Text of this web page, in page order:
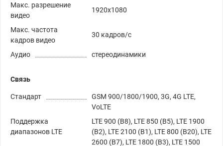
Макс. разрешение
видео
1920x1080
Макс. частота
кадров видео
30 кадров/с
Аудио стереодинамики
Связь
Стандарт
GSM 900/1800/1900, 3G, 4G LTE,
VoLTE
Поддержка
диапазонов LTE
LTE 900 (B8), LTE 850 (B5), LTE 1900
(B2), LTE 2100 (B1), LTE 800 (B20), LTE
2600 (B7), LTE 1800 (B3), LTE 1500